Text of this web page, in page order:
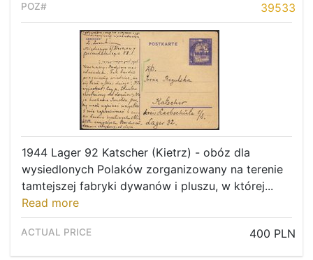
39533
1944 Lager 92 Katscher (Kietrz) - obóz dla
wysiedlonych Polaków zorganizowany na terenie
tamtejszej fabryki dywanów i pluszu, w której...
Read more
400 PLN